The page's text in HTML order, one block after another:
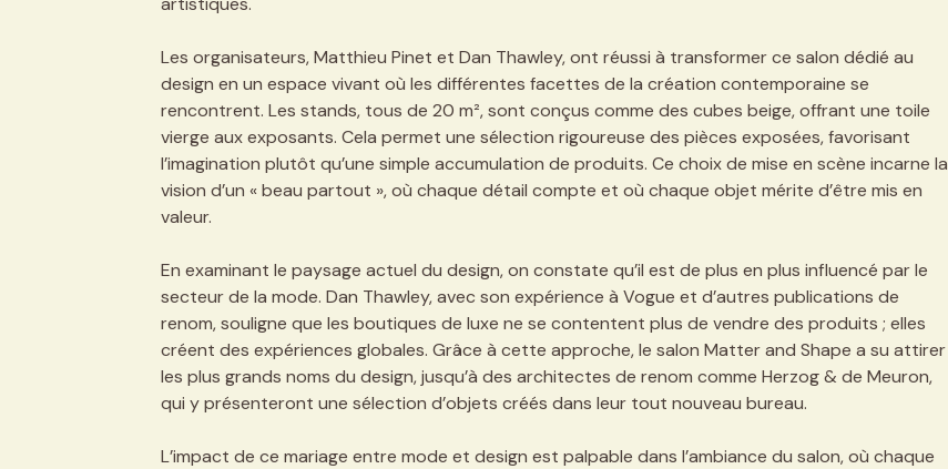
Les organisateurs, Matthieu Pinet et Dan Thawley, ont réussi à transformer ce salon dédié au
design en un espace vivant où les différentes facettes de la création contemporaine se
rencontrent. Les stands, tous de 20 m², sont conçus comme des cubes beige, offrant une toile
vierge aux exposants. Cela permet une sélection rigoureuse des pièces exposées, favorisant
l’imagination plutôt qu’une simple accumulation de produits. Ce choix de mise en scène incarne la
vision d’un « beau partout », où chaque détail compte et où chaque objet mérite d’être mis en
valeur.
En examinant le paysage actuel du design, on constate qu’il est de plus en plus influencé par le
secteur de la mode. Dan Thawley, avec son expérience à Vogue et d’autres publications de
renom, souligne que les boutiques de luxe ne se contentent plus de vendre des produits ; elles
créent des expériences globales. Grâce à cette approche, le salon Matter and Shape a su attirer
les plus grands noms du design, jusqu’à des architectes de renom comme Herzog & de Meuron,
qui y présenteront une sélection d’objets créés dans leur tout nouveau bureau.
L’impact de ce mariage entre mode et design est palpable dans l’ambiance du salon, où chaque